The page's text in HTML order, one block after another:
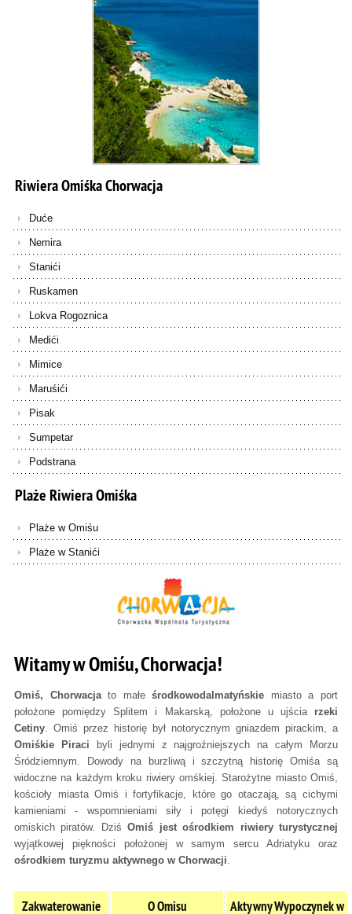
RiwieraOmiśkaChorwacja
Duće
Nemira
Stanići
Ruskamen
Lokva Rogoznica
Medići
Mimice
Maruśići
Pisak
Sumpetar
Podstrana
PlażeRiwieraOmiśka
Plaże w Omiśu
Plaże w Stanići
Witamy w Omiśu, Chorwacja!
Omiś, Chorwacjato małeśrodkowodalmatyńskie miasto a port
położone pomiędzy Splitem i Makarską, położone u ujścia rzeki
Cetiny . Omiś przez historię był notorycznym gniazdem pirackim, a
Omiśkie Piraci byli jednymi z najgroźniejszych na całym Morzu
Śródziemnym. Dowody na burzliwą i szczytną historię Omiśa są
widoczne na każdym kroku riwiery omśkiej. Starożytne miasto Omiś,
kościoły miasta Omiś i fortyfikacje, które go otaczają, są cichymi
kamieniami - wspomnieniami siły i potęgi kiedyś notorycznych
omiskich piratów. DziśOmiś jest ośrodkiem riwiery turystycznej
wyjątkowej piękności położonej w samym sercu Adriatyku oraz
ośrodkiem turyzmu aktywnego w Chorwacji
Zakwaterowanie O Omisu Aktywny Wypoczynek w